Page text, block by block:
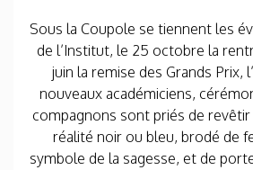
Sous la Coupole se tiennent les
de l’Institut, le 25 octobre la
juin la remise des Grands Prix,
nouveaux académiciens,
compagnons sont priés de
réalité noir ou bleu, brodé de
symbole de la sagesse, et de